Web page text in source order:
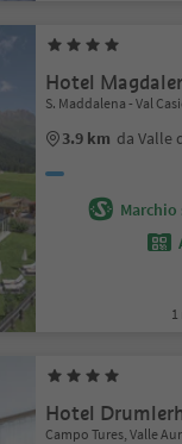
Hotel
S. Maddalena - Val
3.9 km da Valle
Hotel
Campo Tures, Valle